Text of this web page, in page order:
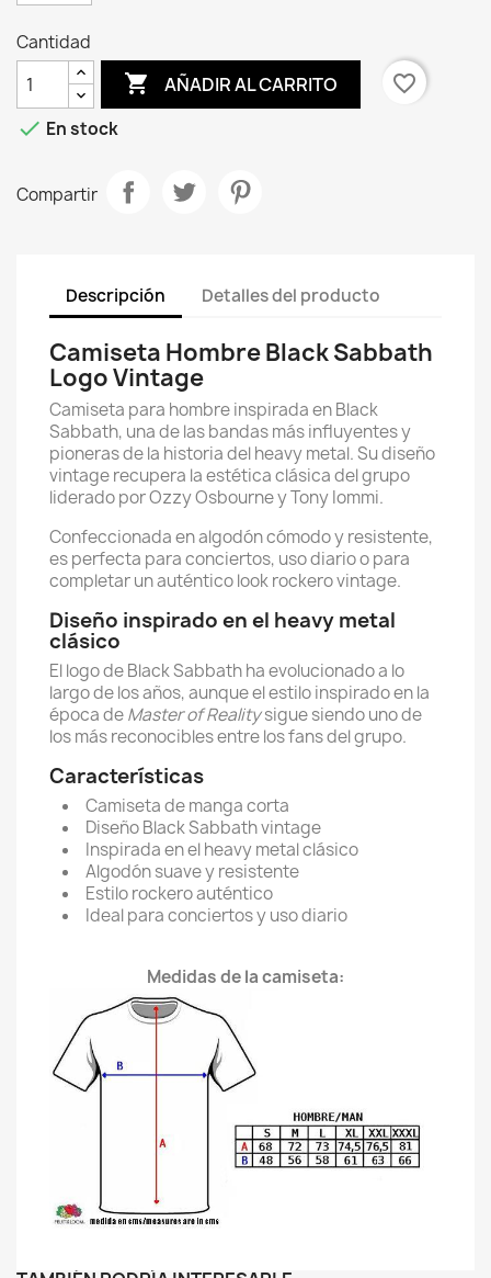
Cantidad
 AÑADIR AL CARRITO
favorite_border
 En stock
Compartir
Descripción Detalles del producto
Camiseta Hombre Black Sabbath
Logo Vintage
Camiseta para hombre inspirada en Black
Sabbath, una de las bandas más influyentes y
pioneras de la historia del heavy metal. Su diseño
vintage recupera la estética clásica del grupo
liderado por Ozzy Osbourne y Tony Iommi.
Confeccionada en algodón cómodo y resistente,
es perfecta para conciertos, uso diario o para
completar un auténtico look rockero vintage.
Diseño inspirado en el heavy metal
clásico
El logo de Black Sabbath ha evolucionado a lo
largo de los años, aunque el estilo inspirado en la
época deMaster of Realitysigue siendo uno de
los más reconocibles entre los fans del grupo.
Características
Camiseta de manga corta
Diseño Black Sabbath vintage
Inspirada en el heavy metal clásico
Algodón suave y resistente
Estilo rockero auténtico
Ideal para conciertos y uso diario
Medidas de la camiseta: